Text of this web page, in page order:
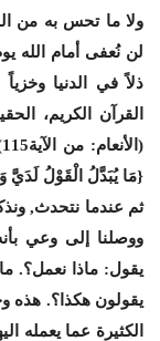
ولا ما تحس به من
لن نُعفى أمام الله
ذلاً في الدنيا
القرآن الكريم،
{مَا يُبَدَّلُ الْقَوْلُ لَدَيَّ
ثم عندما نتحدث,
ووصلنا إلى وعي
يقول: ماذا نعمل؟.
يقولون هكذا؟. هذه
الكثيرة عما يعمله